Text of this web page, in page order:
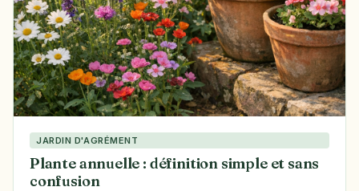
JARDIN D'AGRÉMENT
Plante annuelle : définition simple et sans
confusion